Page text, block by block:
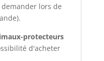
lors de
protecteurs
d'acheter